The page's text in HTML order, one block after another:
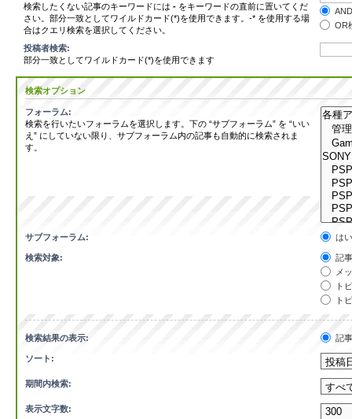
検索したくない記事のキーワードには - をキーワードの直前に置いてくだ
さい。部分一致としてワイルドカード(*)を使用できます。-* を使用する場
合はクエリ検索を選択してください。
OR
投稿者検索:
部分一致としてワイルドカード(*)を使用できます
検索オプション
フォーラム:
検索を行いたいフォーラムを選択します。下の “サブフォーラム” を “いい
え” にしていない限り、サブフォーラム内の記事も自動的に検索されま
す。
サブフォーラム: はい
検索対象:
記
メ
ト
ト
検索結果の表示: 記事
ソート:
期間内検索:
表示文字数: